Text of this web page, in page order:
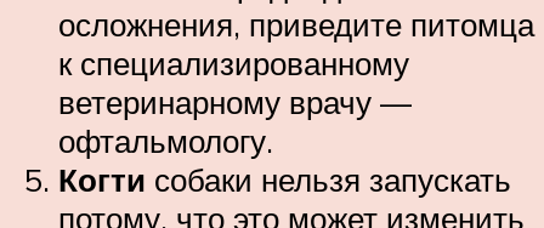
осложнения, приведите питомца
к специализированному
ветеринарному врачу —
офтальмологу.
Когти собаки нельзя запускать
потому, что это может изменить